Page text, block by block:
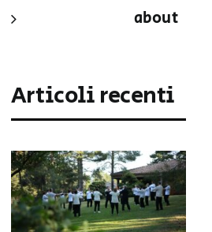
about
Articoli recenti